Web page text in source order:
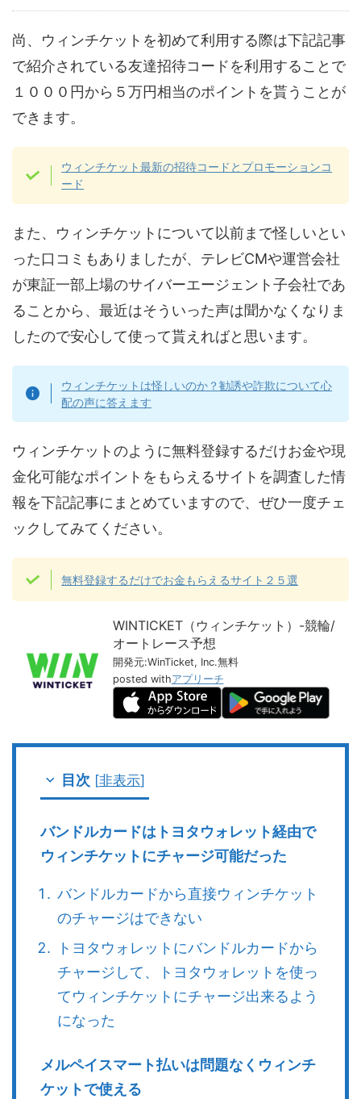
尚、ウィンチケットを初めて利用する際は下記記事
で紹介されている友達招待コードを利用することで
１０００円から５万円相当のポイントを貰うことが
できます。
ウィンチケット最新の招待コードとプロモーションコ
ード
また、ウィンチケットについて以前まで怪しいとい
った口コミもありましたが、テレビCMや運営会社
が東証一部上場のサイバーエージェント子会社であ
ることから、最近はそういった声は聞かなくなりま
したので安心して使って貰えればと思います。
ウィンチケットは怪しいのか？勧誘や詐欺について心
配の声に答えます
ウィンチケットのように無料登録するだけお金や現
金化可能なポイントをもらえるサイトを調査した情
報を下記記事にまとめていますので、ぜひ一度チェ
ックしてみてください。
無料登録するだけでお金もらえるサイト２５選
WINTICKET（ウィンチケット）-競輪/
オートレース予想
開発元:WinTicket, Inc.無料
posted withアプリーチ
目次 [非表示]
バンドルカードはトヨタウォレット経由で
ウィンチケットにチャージ可能だった
バンドルカードから直接ウィンチケット
のチャージはできない
トヨタウォレットにバンドルカードから
チャージして、トヨタウォレットを使っ
てウィンチケットにチャージ出来るよう
になった
メルペイスマート払いは問題なくウィンチ
ケットで使える